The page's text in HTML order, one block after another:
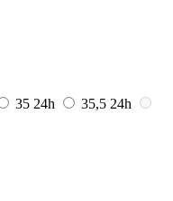
35 24h 35,5 24h